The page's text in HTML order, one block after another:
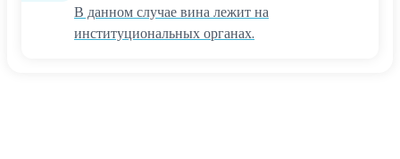
В данном случае вина лежит на
институциональных органах.